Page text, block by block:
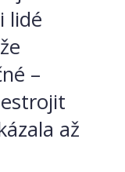
lidé
–
až